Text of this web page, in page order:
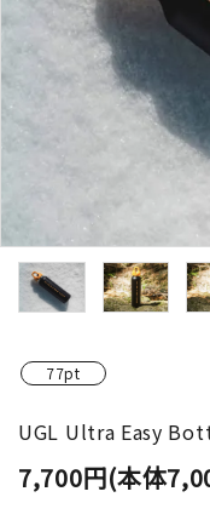
77pt
UGL Ultra Easy
7,700円(本体